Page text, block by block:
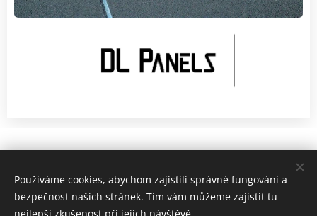
České brány, s.r.o. Heller Petr TEL. +420 792 354 110
Používáme cookies, abychom zajistili správné fungování a
bezpečnost našich stránek. Tím vám můžeme zajistit tu